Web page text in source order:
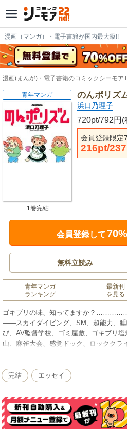
漫画（マンガ）・電子書籍が国内最大級!!
漫画(まんが)・電子書籍のコミックシーモア
のんポリズ
浜口乃理子
720pt/792円(
会員登録限定
216pt/
青年マンガ
1巻完結
会員登録して
無料立読み
青年マンガ
ランキング
最新刊
を見る
ゴキブリの味、知ってますか？
――スカイダイビング、SM、超能力、睡
び、AV監督学校、ゴミ屋敷、ゴキブリ
山、麻雀大会、感覚ドック、ロッククラ
あなたの知らない世界をお気楽漫画家
力！完結 エッセイ